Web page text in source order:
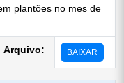
plantões no mes de
Arquivo: BAIXAR